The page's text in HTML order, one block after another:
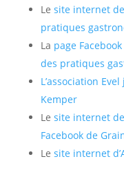
Le site internet
pratiques
La page
des pratiques
L’association
Kemper
Le site internet
Facebook de
Le site internet